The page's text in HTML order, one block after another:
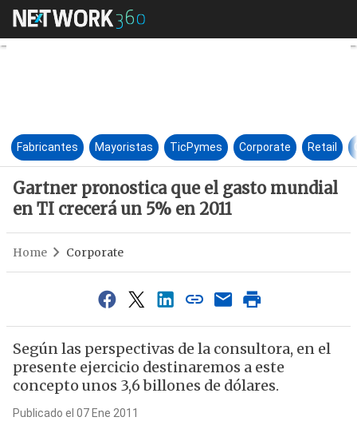
Gartner pronostica que el
Fabricantes Mayoristas TicPymes Corporate Retail
Gartner pronostica que el gasto mundial
en TI crecerá un 5% en 2011
Home Corporate
Según las perspectivas de la consultora, en el
presente ejercicio destinaremos a este
concepto unos 3,6 billones de dólares.
Publicado el 07 Ene 2011